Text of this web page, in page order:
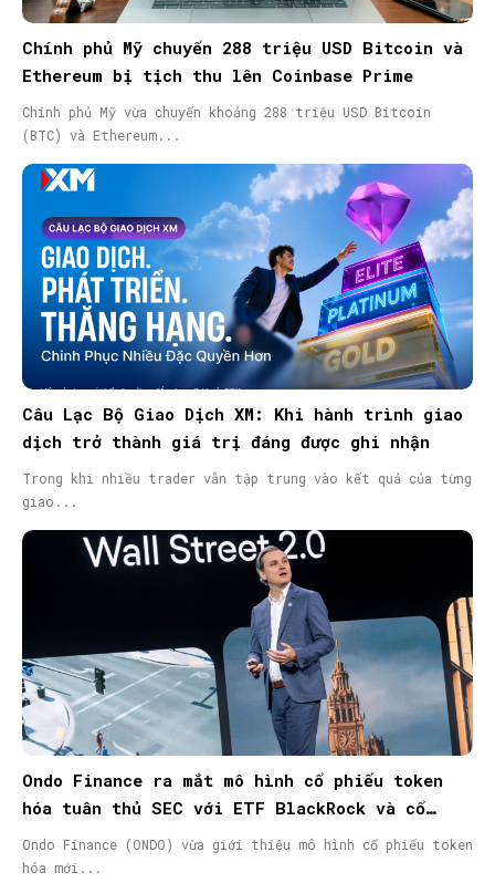
Chính phủ Mỹ chuyển 288 triệu USD Bitcoin và
Ethereum bị tịch thu lên Coinbase Prime
Chính phủ Mỹ vừa chuyển khoảng 288 triệu USD Bitcoin
(BTC) và Ethereum...
Câu Lạc Bộ Giao Dịch XM: Khi hành trình giao
dịch trở thành giá trị đáng được ghi nhận
Trong khi nhiều trader vẫn tập trung vào kết quả của từng
giao...
Ondo Finance ra mắt mô hình cổ phiếu token
hóa tuân thủ SEC với ETF BlackRock và cổ
phiếu Micron
Ondo Finance (ONDO) vừa giới thiệu mô hình cổ phiếu token
hóa mới...